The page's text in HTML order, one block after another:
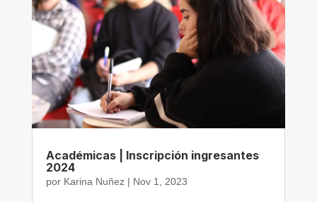
Académicas | Inscripción ingresantes
2024
por Karina Nuñez| Nov 1, 2023